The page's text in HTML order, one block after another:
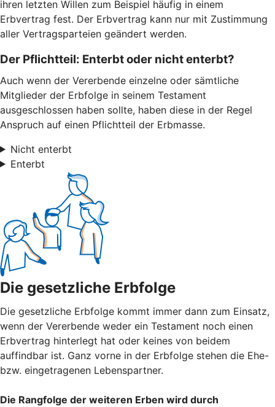
ihren letzten Willen zum Beispiel häufig in einem
Erbvertrag fest. Der Erbvertrag kann nur mit Zustimmung
aller Vertragsparteien geändert werden.
Der Pflichtteil: Enterbt oder nicht enterbt?
Auch wenn der Vererbende einzelne oder sämtliche
Mitglieder der Erbfolge in seinem Testament
ausgeschlossen haben sollte, haben diese in der Regel
Anspruch auf einen Pflichtteil der Erbmasse.
Nicht enterbt
Enterbt
Die gesetzliche Erbfolge
Die gesetzliche Erbfolge kommt immer dann zum Einsatz,
wenn der Vererbende weder ein Testament noch einen
Erbvertrag hinterlegt hat oder keines von beidem
auffindbar ist. Ganz vorne in der Erbfolge stehen die Ehe-
bzw. eingetragenen Lebenspartner.
Die Rangfolge der weiteren Erben wird durch